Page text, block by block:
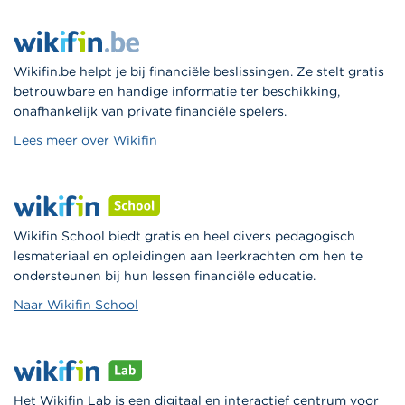
Wikifin.be helpt je bij financiële beslissingen. Ze stelt gratis
betrouwbare en handige informatie ter beschikking,
onafhankelijk van private financiële spelers.
Lees meer over Wikifin
Wikifin School biedt gratis en heel divers pedagogisch
lesmateriaal en opleidingen aan leerkrachten om hen te
ondersteunen bij hun lessen financiële educatie.
Naar Wikifin School
Het Wikifin Lab is een digitaal en interactief centrum voor